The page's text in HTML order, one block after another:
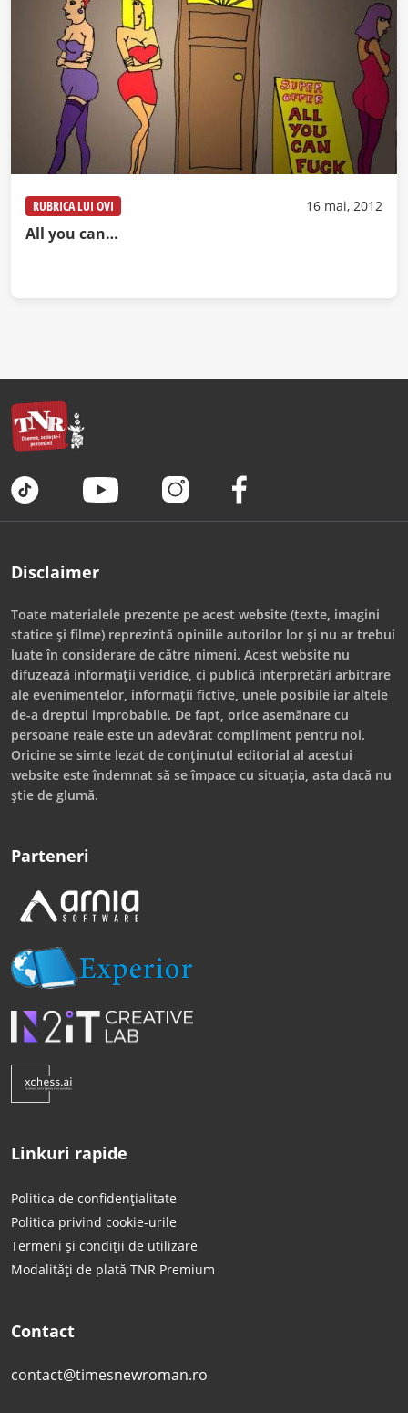
RUBRICA LUI OVI 16 mai, 2012
All you can…
Disclaimer
Toate materialele prezente pe acest website (texte, imagini
statice și filme) reprezintă opiniile autorilor lor și nu ar trebui
luate în considerare de către nimeni. Acest website nu
difuzează informații veridice, ci publică interpretări arbitrare
ale evenimentelor, informații fictive, unele posibile iar altele
de-a dreptul improbabile. De fapt, orice asemănare cu
persoane reale este un adevărat compliment pentru noi.
Oricine se simte lezat de conținutul editorial al acestui
website este îndemnat să se împace cu situația, asta dacă nu
știe de glumă.
Parteneri
Linkuri rapide
Politica de confidențialitate
Politica privind cookie-urile
Termeni și condiții de utilizare
Modalități de plată TNR Premium
Contact
contact@timesnewroman.ro